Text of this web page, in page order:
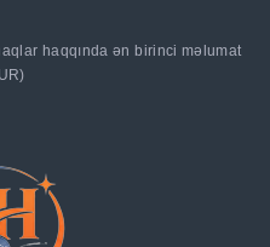
haqqında ən birinci məlumat